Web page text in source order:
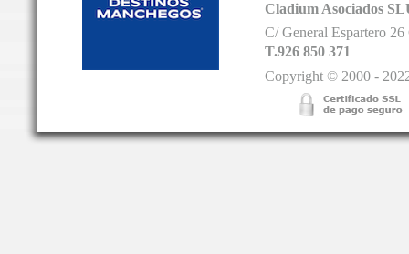
Cladium Asociados
C/ General Espartero
T.926 850 371
Copyright © 2000 -